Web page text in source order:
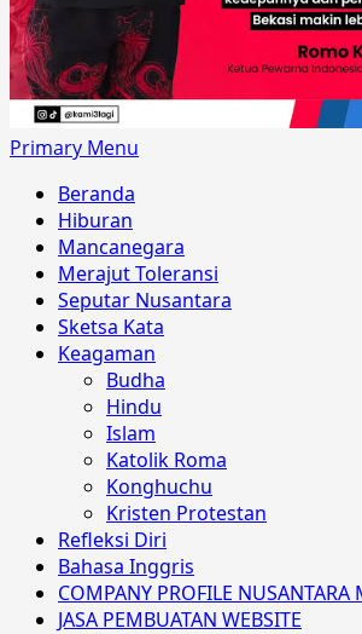
Primary Menu
Beranda
Hiburan
Mancanegara
Merajut Toleransi
Seputar Nusantara
Sketsa Kata
Keagaman
Budha
Hindu
Islam
Katolik Roma
Konghuchu
Kristen Protestan
Refleksi Diri
Bahasa Inggris
COMPANY PROFILE NUSANTARA
JASA PEMBUATAN WEBSITE